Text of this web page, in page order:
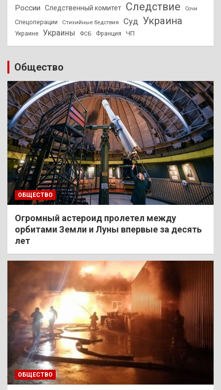
России
Следственный комитет Следствие Сочи
Спецоперации Стихийные бедствия Суд Украина
Украине Украины ФСБ Франция ЧП
Общество
ОБЩЕСТВО
Огромный астероид пролетел между
орбитами Земли и Луны впервые за десять
лет
ОБЩЕСТВО